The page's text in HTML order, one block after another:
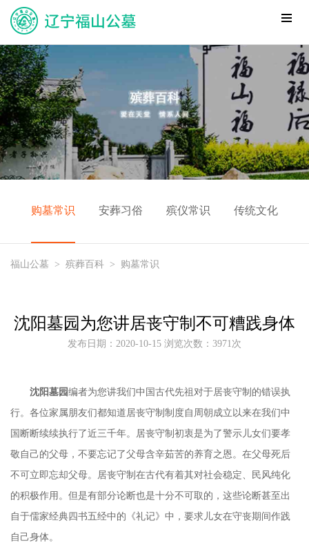
购墓常识 安葬习俗 殡仪常识 传统文化
福山公墓 > 殡葬百科 > 购墓常识
沈阳墓园为您讲居丧守制不可糟践身体
发布日期：2020-10-15 浏览次数：3971次
沈阳墓园编者为您讲我们中国古代先祖对于居丧守制的错误执
行。各位家属朋友们都知道居丧守制制度自周朝成立以来在我们中
国断断续续执行了近三千年。居丧守制初衷是为了警示儿女们要孝
敬自己的父母，不要忘记了父母含辛茹苦的养育之恩。在父母死后
不可立即忘却父母。居丧守制在古代有着其对社会稳定、民风纯化
的积极作用。但是有部分论断也是十分不可取的，这些论断甚至出
自于儒家经典四书五经中的《礼记》中，要求儿女在守丧期间作践
自己身体。